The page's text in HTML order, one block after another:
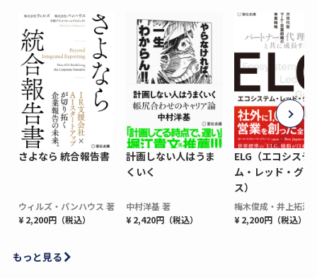
さよなら 統合報告書
ウィルズ・パンハウス 著
¥ 2,200円（税込）
計画しない人はうま
くいく
中村洋基 著
¥ 2,420円（税込）
ELG（エコシステ
ム・レッド・グロ
ス）
梅木俊成・井上拓海
¥ 2,200円（税込）
もっと見る